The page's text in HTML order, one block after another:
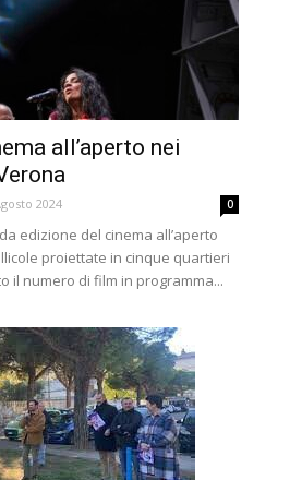
all’aperto nei
2024 0
edizione del cinema all’aperto
proiettate in cinque quartieri
il numero di film in programma...